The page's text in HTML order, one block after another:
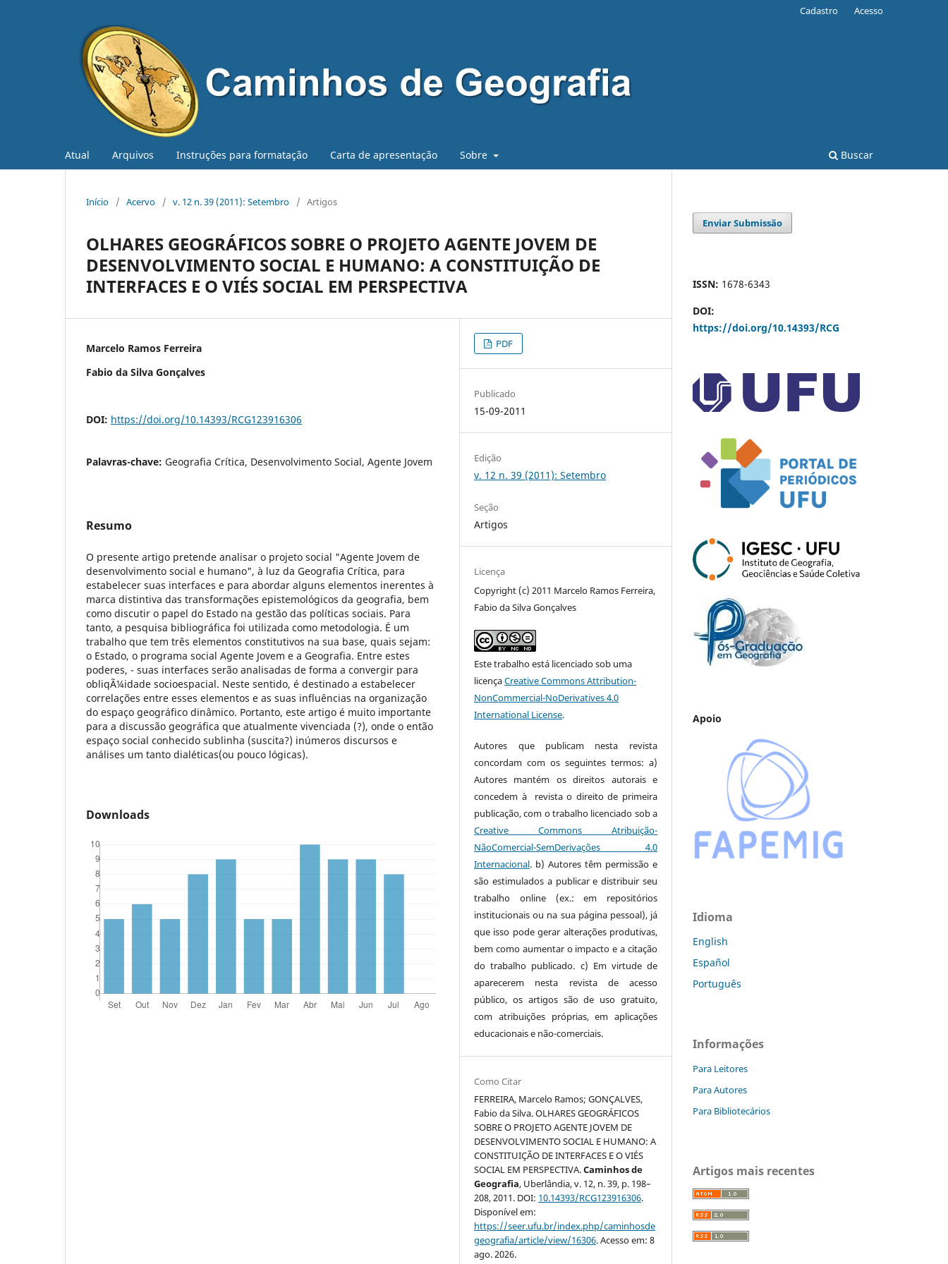
Atual Arquivos Instruções para formatação Carta de apresentação Sobre Buscar
Cadastro Acesso
Início / Acervo / v. 12 n. 39 (2011): Setembro / Artigos
OLHARES GEOGRÁFICOS SOBRE O PROJETO AGENTE JOVEM DE
DESENVOLVIMENTO SOCIAL E HUMANO: A CONSTITUIÇÃO DE
INTERFACES E O VIÉS SOCIAL EM PERSPECTIVA
Marcelo Ramos Ferreira
Fabio da Silva Gonçalves
DOI: https://doi.org/10.14393/RCG123916306
Palavras-chave: Geografia Crítica, Desenvolvimento Social, Agente Jovem
Resumo
O presente artigo pretende analisar o projeto social "Agente Jovem de
desenvolvimento social e humano", à luz da Geografia Crítica, para
estabelecer suas interfaces e para abordar alguns elementos inerentes à
marca distintiva das transformações epistemológicos da geografia, bem
como discutir o papel do Estado na gestão das políticas sociais. Para
tanto, a pesquisa bibliográfica foi utilizada como metodologia. É um
trabalho que tem três elementos constitutivos na sua base, quais sejam:
o Estado, o programa social Agente Jovem e a Geografia. Entre estes
poderes, - suas interfaces serão analisadas de forma a convergir para
obliqÃ¼idade socioespacial. Neste sentido, é destinado a estabelecer
correlações entre esses elementos e as suas influências na organização
do espaço geográfico dinâmico. Portanto, este artigo é muito importante
para a discussão geográfica que atualmente vivenciada (?), onde o então
espaço social conhecido sublinha (suscita?) inúmeros discursos e
análises um tanto dialéticas(ou pouco lógicas).
Downloads
PDF
Publicado
15-09-2011
Edição
v. 12 n. 39 (2011): Setembro
Seção
Artigos
Licença
Copyright (c) 2011 Marcelo Ramos Ferreira,
Fabio da Silva Gonçalves
Este trabalho está licenciado sob uma
licençaCreative Commons Attribution-
NonCommercial-NoDerivatives 4.0
International License.
Autores que publicam nesta revista
concordam com os seguintes termos: a)
Autores mantém os direitos autorais e
concedem à revista o direito de primeira
publicação, com o trabalho licenciado sob a
Creative Commons Atribuição-
NãoComercial-SemDerivações 4.0
Internacional. b) Autores têm permissão e
são estimulados a publicar e distribuir seu
trabalho online (ex.: em repositórios
institucionais ou na sua página pessoal), já
que isso pode gerar alterações produtivas,
bem como aumentar o impacto e a citação
do trabalho publicado. c) Em virtude de
aparecerem nesta revista de acesso
público, os artigos são de uso gratuito,
com atribuições próprias, em aplicações
educacionais e não-comerciais.
Como Citar
FERREIRA, Marcelo Ramos; GONÇALVES,
Fabio da Silva. OLHARES GEOGRÁFICOS
SOBRE O PROJETO AGENTE JOVEM DE
DESENVOLVIMENTO SOCIAL E HUMANO: A
CONSTITUIÇÃO DE INTERFACES E O VIÉS
SOCIAL EM PERSPECTIVA.Caminhos de
Geografia, Uberlândia, v. 12, n. 39, p. 198–
208, 2011. DOI: 10.14393/RCG123916306.
Disponível em:
https://seer.ufu.br/index.php/caminhosde
geografia/article/view/16306. Acesso em: 8
ago. 2026.
Enviar Submissão
ISSN: 1678-6343
DOI:
https://doi.org/10.14393/RCG
Apoio
Idioma
English
Español
Português
Informações
Para Leitores
Para Autores
Para Bibliotecários
Artigos mais recentes